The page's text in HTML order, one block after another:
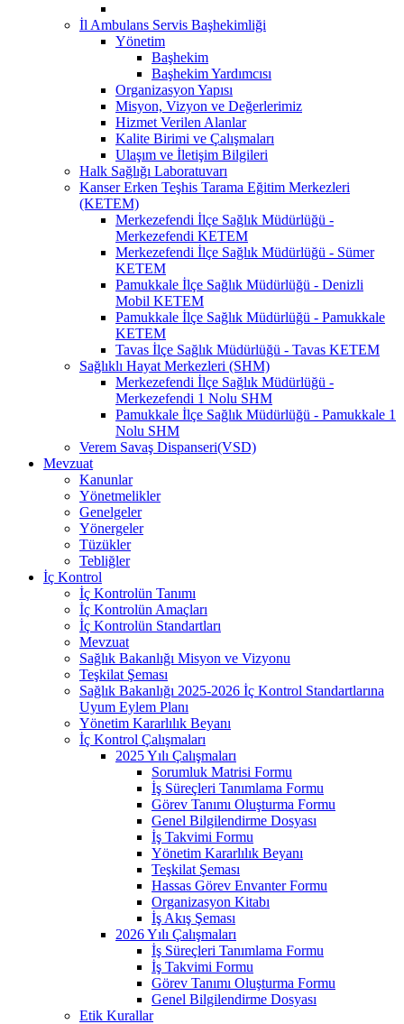
İl Ambulans Servis Başhekimliği
Yönetim
Başhekim
Başhekim Yardımcısı
Organizasyon Yapısı
Misyon, Vizyon ve Değerlerimiz
Hizmet Verilen Alanlar
Kalite Birimi ve Çalışmaları
Ulaşım ve İletişim Bilgileri
Halk Sağlığı Laboratuvarı
Kanser Erken Teşhis Tarama Eğitim Merkezleri
(KETEM)
Merkezefendi İlçe Sağlık Müdürlüğü -
Merkezefendi KETEM
Merkezefendi İlçe Sağlık Müdürlüğü - Sümer
KETEM
Pamukkale İlçe Sağlık Müdürlüğü - Denizli
Mobil KETEM
Pamukkale İlçe Sağlık Müdürlüğü - Pamukkale
KETEM
Tavas İlçe Sağlık Müdürlüğü - Tavas KETEM
Sağlıklı Hayat Merkezleri (SHM)
Merkezefendi İlçe Sağlık Müdürlüğü -
Merkezefendi 1 Nolu SHM
Pamukkale İlçe Sağlık Müdürlüğü - Pamukkale 1
Nolu SHM
Verem Savaş Dispanseri(VSD)
Mevzuat
Kanunlar
Yönetmelikler
Genelgeler
Yönergeler
Tüzükler
Tebliğler
İç Kontrol
İç Kontrolün Tanımı
İç Kontrolün Amaçları
İç Kontrolün Standartları
Mevzuat
Sağlık Bakanlığı Misyon ve Vizyonu
Teşkilat Şeması
Sağlık Bakanlığı 2025-2026 İç Kontrol Standartlarına
Uyum Eylem Planı
Yönetim Kararlılık Beyanı
İç Kontrol Çalışmaları
2025 Yılı Çalışmaları
Sorumluk Matrisi Formu
İş Süreçleri Tanımlama Formu
Görev Tanımı Oluşturma Formu
Genel Bilgilendirme Dosyası
İş Takvimi Formu
Yönetim Kararlılık Beyanı
Teşkilat Şeması
Hassas Görev Envanter Formu
Organizasyon Kitabı
İş Akış Şeması
2026 Yılı Çalışmaları
İş Süreçleri Tanımlama Formu
İş Takvimi Formu
Görev Tanımı Oluşturma Formu
Genel Bilgilendirme Dosyası
Etik Kurallar